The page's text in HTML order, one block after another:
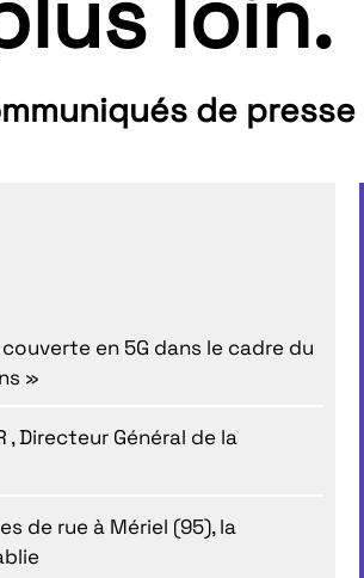
de
en 5G dans le cadre du
»
, Directeur Général de la
de rue à Mériel (95), la